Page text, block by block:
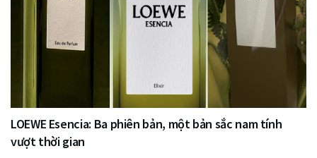
LOEWE Esencia: Ba phiên bản, một bản sắc nam tính
vượt thời gian